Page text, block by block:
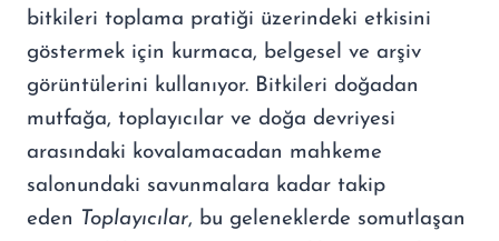
bitkileri toplama pratiği üzerindeki etkisini
göstermek için kurmaca, belgesel ve arşiv
görüntülerini kullanıyor. Bitkileri doğadan
mutfağa, toplayıcılar ve doğa devriyesi
arasındaki kovalamacadan mahkeme
salonundaki savunmalara kadar takip
eden
Toplayıcılar, bu geleneklerde somutlaşan